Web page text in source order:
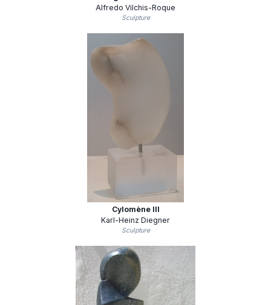
Alfredo Vilchis-Roque
Sculpture
Cylomène III
Karl-Heinz Diegner
Sculpture